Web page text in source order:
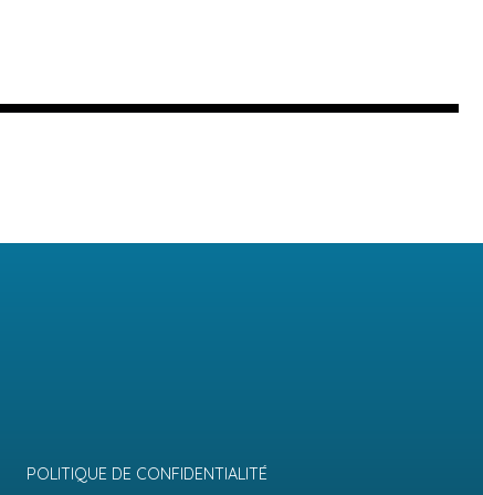
POLITIQUE DE CONFIDENTIALITÉ